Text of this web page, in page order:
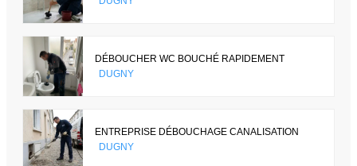
DÉBOUCHER WC BOUCHÉ RAPIDEMENT
DUGNY
ENTREPRISE DÉBOUCHAGE CANALISATION
DUGNY